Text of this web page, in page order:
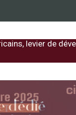
levier de